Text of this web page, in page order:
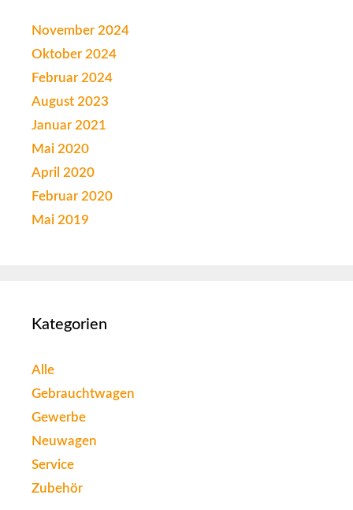
November 2024
Oktober 2024
Februar 2024
August 2023
Januar 2021
Mai 2020
April 2020
Februar 2020
Mai 2019
Kategorien
Alle
Gebrauchtwagen
Gewerbe
Neuwagen
Service
Zubehör